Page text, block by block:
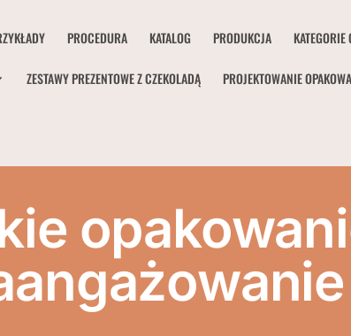
PROCEDURA KATALOG PRODUKCJA KATEGORIE
ZESTAWY PREZENTOWE Z CZEKOLADĄ PROJEKTOWANIE